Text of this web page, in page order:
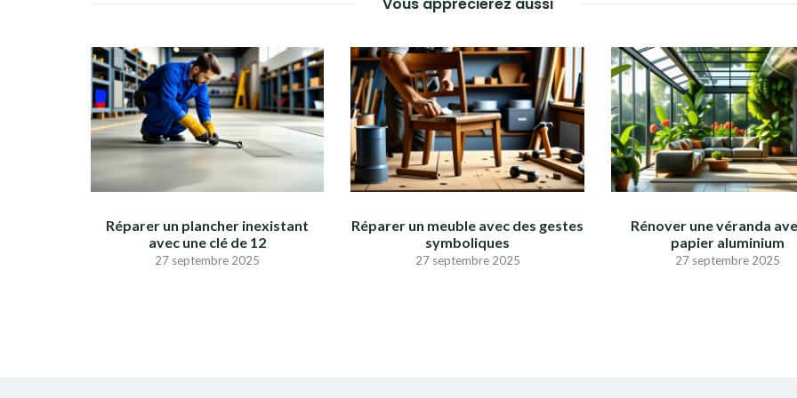
Réparer un plancher inexistant
avec une clé de 12
27 septembre 2025
Réparer un meuble avec des gestes
symboliques
27 septembre 2025
Rénover une véranda
papier aluminium
27 septembre 2025